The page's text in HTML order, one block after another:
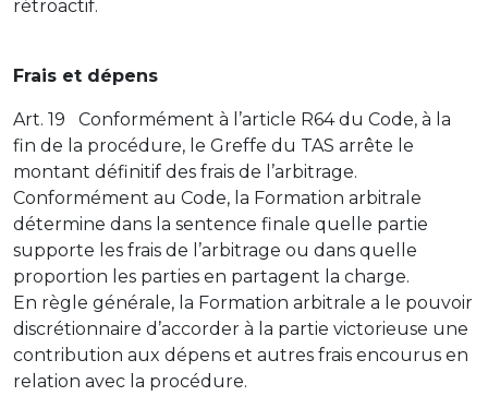
rétroactif.
Frais et dépens
Art. 19 Conformément à l’article R64 du Code, à la
fin de la procédure, le Greffe du TAS arrête le
montant définitif des frais de l’arbitrage.
Conformément au Code, la Formation arbitrale
détermine dans la sentence finale quelle partie
supporte les frais de l’arbitrage ou dans quelle
proportion les parties en partagent la charge.
En règle générale, la Formation arbitrale a le pouvoir
discrétionnaire d’accorder à la partie victorieuse une
contribution aux dépens et autres frais encourus en
relation avec la procédure.